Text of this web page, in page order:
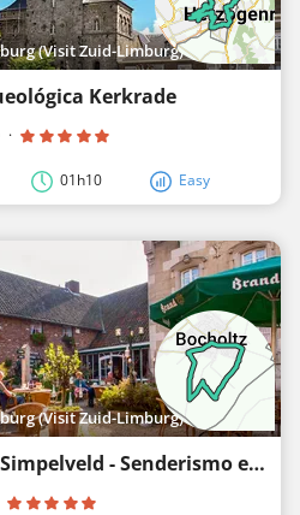
(Visit Zuid-Limburg)
Kerkrade
·
01h10 Easy
(Visit Zuid-Limburg)
Ruta de senderismo - Simpelveld - Senderismo en Simpelveld (Bocholtz)